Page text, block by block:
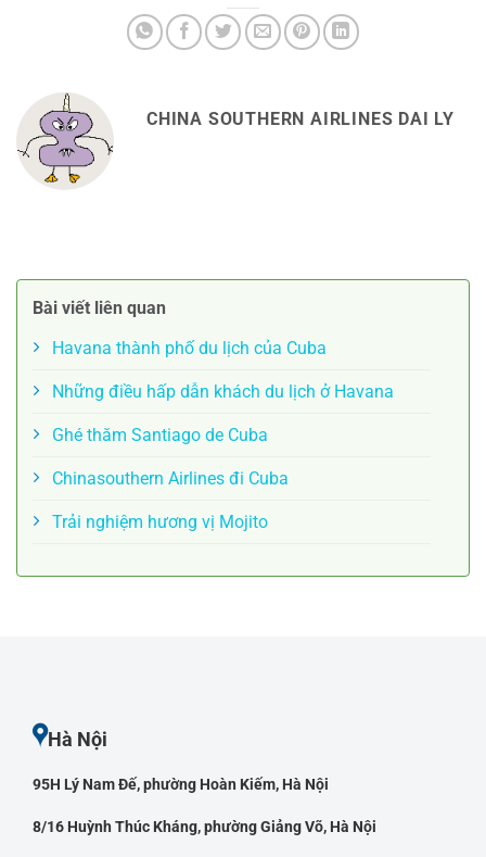
CHINA SOUTHERN AIRLINES DAI LY
Bài viết liên quan
Havana thành phố du lịch của Cuba
Những điều hấp dẫn khách du lịch ở Havana
Ghé thăm Santiago de Cuba
Chinasouthern Airlines đi Cuba
Trải nghiệm hương vị Mojito
Hà Nội
95H Lý Nam Đế, phường Hoàn Kiếm, Hà Nội
8/16 Huỳnh Thúc Kháng, phường Giảng Võ, Hà Nội